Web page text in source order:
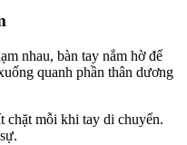
nhau, bàn tay nắm hờ để
quanh phần thân dương
chặt mỗi khi tay di chuyển.